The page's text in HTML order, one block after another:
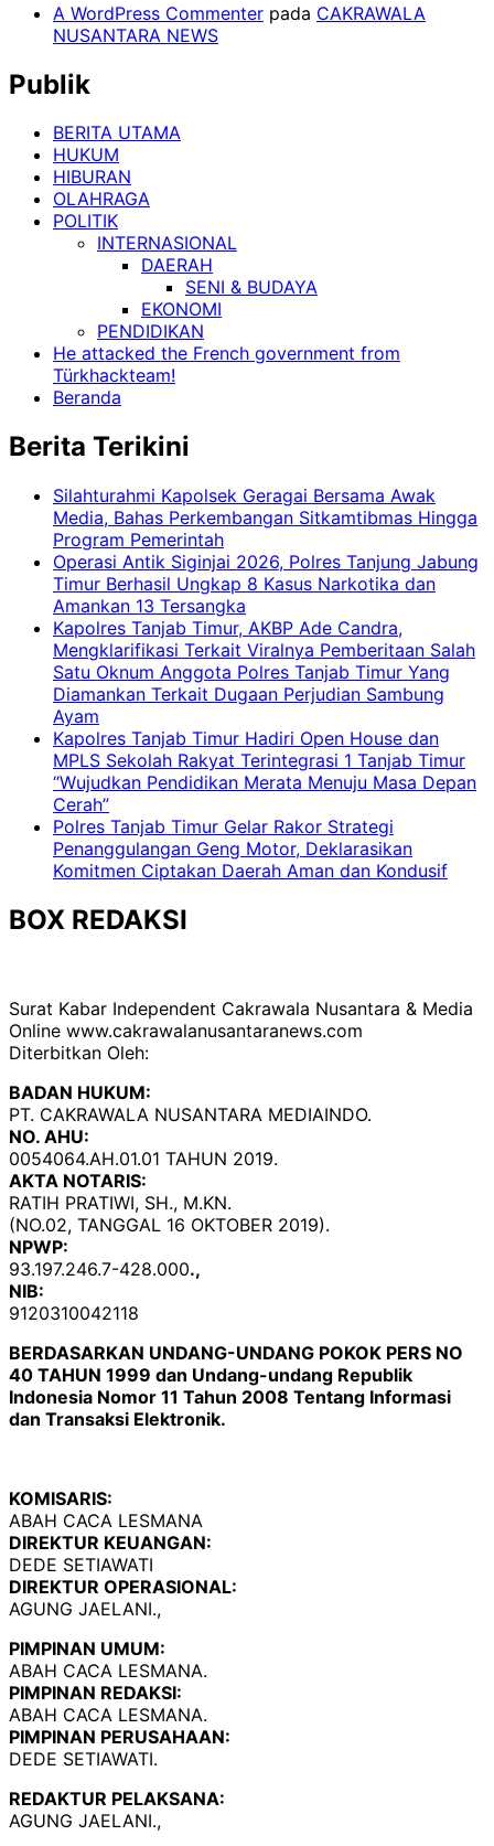
A WordPress Commenter pada CAKRAWALA
NUSANTARA NEWS
Publik
BERITA UTAMA
HUKUM
HIBURAN
OLAHRAGA
POLITIK
INTERNASIONAL
DAERAH
SENI & BUDAYA
EKONOMI
PENDIDIKAN
He attacked the French government from
Türkhackteam!
Beranda
Berita Terikini
Silahturahmi Kapolsek Geragai Bersama Awak
Media, Bahas Perkembangan Sitkamtibmas Hingga
Program Pemerintah
Operasi Antik Siginjai 2026, Polres Tanjung Jabung
Timur Berhasil Ungkap 8 Kasus Narkotika dan
Amankan 13 Tersangka
Kapolres Tanjab Timur, AKBP Ade Candra,
Mengklarifikasi Terkait Viralnya Pemberitaan Salah
Satu Oknum Anggota Polres Tanjab Timur Yang
Diamankan Terkait Dugaan Perjudian Sambung
Ayam
Kapolres Tanjab Timur Hadiri Open House dan
MPLS Sekolah Rakyat Terintegrasi 1 Tanjab Timur
“Wujudkan Pendidikan Merata Menuju Masa Depan
Cerah”
Polres Tanjab Timur Gelar Rakor Strategi
Penanggulangan Geng Motor, Deklarasikan
Komitmen Ciptakan Daerah Aman dan Kondusif
BOX REDAKSI
Surat Kabar Independent Cakrawala Nusantara & Media
Online www.cakrawalanusantaranews.com
Diterbitkan Oleh:
BADAN HUKUM:
PT. CAKRAWALA NUSANTARA MEDIAINDO.
NO. AHU:
0054064.AH.01.01 TAHUN 2019.
AKTA NOTARIS:
RATIH PRATIWI, SH., M.KN.
(NO.02, TANGGAL 16 OKTOBER 2019).
NPWP:
93.197.246.7-428.000.,
NIB:
9120310042118
BERDASARKAN UNDANG-UNDANG POKOK PERS NO
40 TAHUN 1999 dan Undang-undang Republik
Indonesia Nomor 11 Tahun 2008 Tentang Informasi
dan Transaksi Elektronik.
KOMISARIS:
ABAH CACA LESMANA
DIREKTUR KEUANGAN:
DEDE SETIAWATI
DIREKTUR OPERASIONAL:
AGUNG JAELANI.,
PIMPINAN UMUM:
ABAH CACA LESMANA.
PIMPINAN REDAKSI:
ABAH CACA LESMANA.
PIMPINAN PERUSAHAAN:
DEDE SETIAWATI.
REDAKTUR PELAKSANA:
AGUNG JAELANI.,